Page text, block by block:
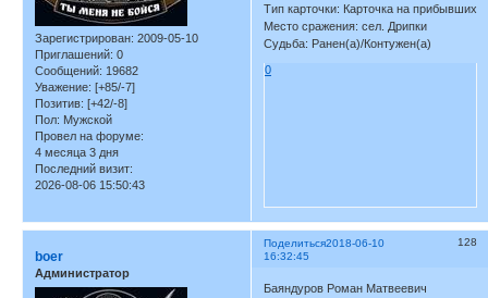
Зарегистрирован: 2009-05-10
Приглашений: 0
Сообщений: 19682
Уважение: [+85/-7]
Позитив: [+42/-8]
Пол: Мужской
Провел на форуме:
4 месяца 3 дня
Последний визит:
2026-08-06 15:50:43
Тип карточки: Карточка на прибывших
Место сражения: сел. Дрипки
Судьба: Ранен(а)/Контужен(а)
0
Поделиться 128
2018-06-10
16:32:45
boer
Администратор
Баяндуров Роман Матвеевич